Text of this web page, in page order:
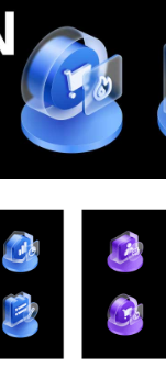
3D图标设计资源 .fig
货币3D插画设计素材
.sketch素材 2022-03-19
务管理app ui设计 .fig